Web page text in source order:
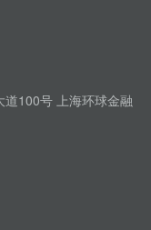
100号 上海环球金融